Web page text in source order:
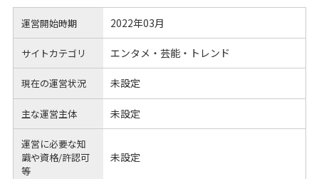
運営開始時期 2022年03月
サイトカテゴリ エンタメ・芸能・トレンド
現在の運営状況 未設定
主な運営主体 未設定
運営に必要な知
識や資格/許認可
等
未設定